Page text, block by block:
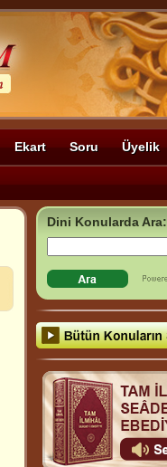
Ekart Soru Üyelik
Dini Konularda Ara: